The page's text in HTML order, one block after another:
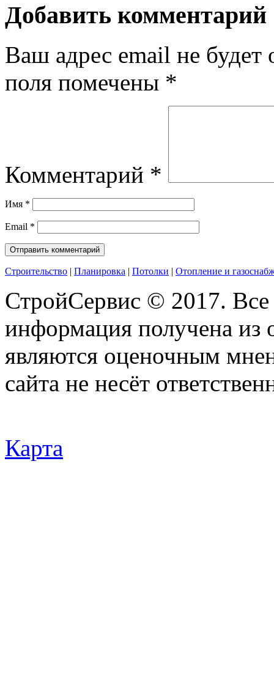
Добавить комментарий
Ваш адрес email не будет
поля помечены *
Комментарий *
Имя *
Email *
Строительство | Планировка | Потолки | Отопление и
СтройСервис © 2017.
информация получена из
являются оценочным
сайта не несёт
Карта